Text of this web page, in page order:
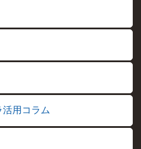
活用コラム